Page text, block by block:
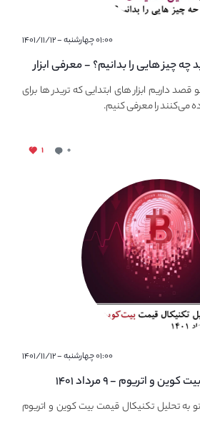
۰۱:۰۰ چهارشنبه - ۱۴۰۱/۱۱/۱۲
برای تحلیل تکنیکال باید چه چیز هایی را بدانیم؟ - معرفی ابزار
مجله کریپتو
قصد داریم ابزار های ابتدایی که تریدر ها برای
می‌کنند را معرفی کنیم.
۰ ۱
۰۱:۰۰ چهارشنبه - ۱۴۰۱/۱۱/۱۲
و اتریوم - ۹ مرداد ۱۴۰۱
به تحلیل تکنیکال قیمت بیت کوین و اتریوم